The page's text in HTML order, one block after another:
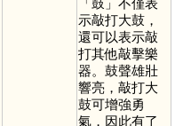
示敲打大鼓，
還可以表示敲
打其他敲擊樂
器。鼓聲雄壯
響亮，敲打大
鼓可增強勇
氣，因此有了